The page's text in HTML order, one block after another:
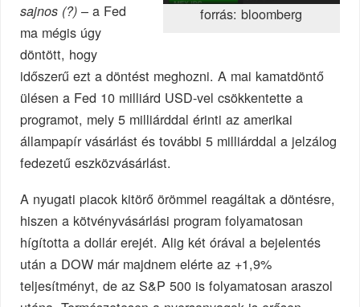
forrás: bloomberg
sajnos (?) – a Fed
ma mégis úgy
döntött, hogy
időszerű ezt a döntést meghozni. A mai kamatdöntő
ülésen a Fed 10 milliárd USD-vel csökkentette a
programot, mely 5 milliárddal érinti az amerikai
állampapír vásárlást és további 5 milliárddal a jelzálog
fedezetű eszközvásárlást.
A nyugati piacok kitörő örömmel reagáltak a döntésre,
hiszen a kötvényvásárlási program folyamatosan
hígította a dollár erejét. Alig két órával a bejelentés
után a DOW már majdnem elérte az +1,9%
teljesítményt, de az S&P 500 is folyamatosan araszol